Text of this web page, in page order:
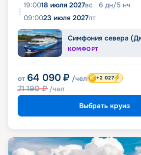
19:0018 июля 2027вс 6 дн/5 нч
09:0023 июля 2027пт
Симфония севера
КОМФОРТ
от 64 090 ₽ /чел
71 190₽ /чел
+2 027
Выбрать круиз